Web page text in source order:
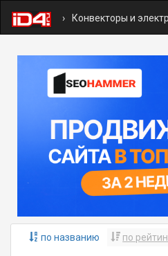
Конвекторы и
по названию по